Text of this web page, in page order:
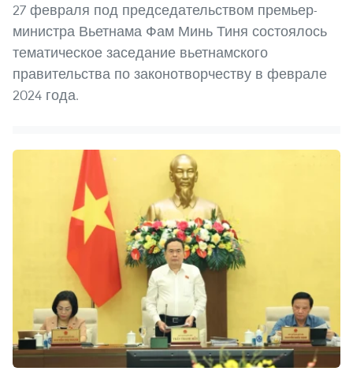
27 февраля под председательством премьер-
министра Вьетнама Фам Минь Тиня состоялось
тематическое заседание вьетнамского
правительства по законотворчеству в феврале
2024 года.